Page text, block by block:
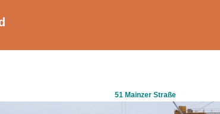
51 Mainzer Straße